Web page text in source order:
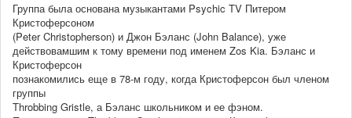
Группа была основана музыкантами Psychic TV Питером
Кристоферсоном
(Peter Christopherson) и Джон Бэланс (John Balance), уже
действовамшим к тому времени под именем Zos Kia. Бэланс и
Кристоферсон
познакомились еще в 78-м году, когда Кристоферсон был членом
группы
Throbbing Gristle, а Бэланс школьником и ее фэном.